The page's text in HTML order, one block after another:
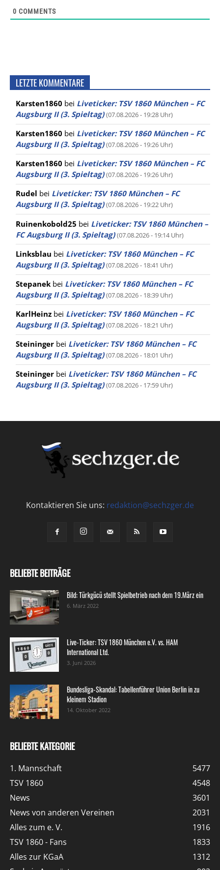
0 COMMENTS
LETZTE KOMMENTARE
Karsten1860 bei Liveticker: TSV 1860 München – FC
Augsburg II (3. Spieltag) (07.08.2026 - 19:28 Uhr)
Karsten1860 bei Liveticker: TSV 1860 München – FC
Augsburg II (3. Spieltag) (07.08.2026 - 19:26 Uhr)
Karsten1860 bei Liveticker: TSV 1860 München – FC
Augsburg II (3. Spieltag) (07.08.2026 - 19:26 Uhr)
Rudel bei Liveticker: TSV 1860 München – FC
Augsburg II (3. Spieltag) (07.08.2026 - 19:22 Uhr)
Ruinenkobold25 bei Liveticker: TSV 1860 München –
FC Augsburg II (3. Spieltag) (07.08.2026 - 19:14 Uhr)
Linksblau bei Liveticker: TSV 1860 München – FC
Augsburg II (3. Spieltag) (07.08.2026 - 18:41 Uhr)
Stepanek bei Liveticker: TSV 1860 München – FC
Augsburg II (3. Spieltag) (07.08.2026 - 18:39 Uhr)
KarlHeinz bei Liveticker: TSV 1860 München – FC
Augsburg II (3. Spieltag) (07.08.2026 - 18:21 Uhr)
Steininger bei Liveticker: TSV 1860 München – FC
Augsburg II (3. Spieltag) (07.08.2026 - 18:01 Uhr)
Steininger bei Liveticker: TSV 1860 München – FC
Augsburg II (3. Spieltag) (07.08.2026 - 17:59 Uhr)
Kontaktieren Sie uns: redaktion@sechzger.de
BELIEBTE BEITRÄGE
Bild: Türkgücü stellt Spielbetrieb nach dem 19.März ein
6. März 2022
Live-Ticker: TSV 1860 München e.V. vs. HAM
International Ltd.
3. Juni 2026
Bundesliga-Skandal: Tabellenführer Union Berlin in zu
kleinem Stadion
14. Oktober 2022
BELIEBTE KATEGORIE
1. Mannschaft
5477
TSV 1860
4548
News
3601
News von anderen Vereinen
2031
Alles zum e. V.
1916
TSV 1860 - Fans
1833
Alles zur KGaA
1312